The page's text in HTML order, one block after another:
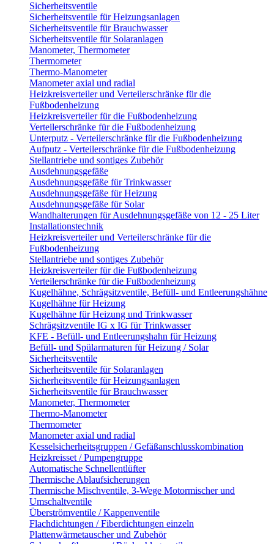
Sicherheitsventile
Sicherheitsventile für Heizungsanlagen
Sicherheitsventile für Brauchwasser
Sicherheitsventile für Solaranlagen
Manometer, Thermometer
Thermometer
Thermo-Manometer
Manometer axial und radial
Heizkreisverteiler und Verteilerschränke für die
Fußbodenheizung
Heizkreisverteiler für die Fußbodenheizung
Verteilerschränke für die Fußbodenheizung
Unterputz - Verteilerschränke für die Fußbodenheizung
Aufputz - Verteilerschränke für die Fußbodenheizung
Stellantriebe und sontiges Zubehör
Ausdehnungsgefäße
Ausdehnungsgefäße für Trinkwasser
Ausdehnungsgefäße für Heizung
Ausdehnungsgefäße für Solar
Wandhalterungen für Ausdehnungsgefäße von 12 - 25 Liter
Installationstechnik
Heizkreisverteiler und Verteilerschränke für die
Fußbodenheizung
Stellantriebe und sontiges Zubehör
Heizkreisverteiler für die Fußbodenheizung
Verteilerschränke für die Fußbodenheizung
Kugelhähne, Schrägsitzventile, Befüll- und Entleerungshähne
Kugelhähne für Heizung
Kugelhähne für Heizung und Trinkwasser
Schrägsitzventile IG x IG für Trinkwasser
KFE - Befüll- und Entleerungshahn für Heizung
Befüll- und Spülarmaturen für Heizung / Solar
Sicherheitsventile
Sicherheitsventile für Solaranlagen
Sicherheitsventile für Heizungsanlagen
Sicherheitsventile für Brauchwasser
Manometer, Thermometer
Thermo-Manometer
Thermometer
Manometer axial und radial
Kesselsicherheitsgruppen / Gefäßanschlusskombination
Heizkreisset / Pumpengruppe
Automatische Schnellentlüfter
Thermische Ablaufsicherungen
Thermische Mischventile, 3-Wege Motormischer und
Umschaltventile
Überströmventile / Kappenventile
Flachdichtungen / Fiberdichtungen einzeln
Plattenwärmetauscher und Zubehör